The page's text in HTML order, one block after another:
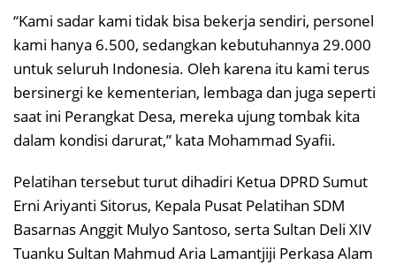
“Kami sadar kami tidak bisa bekerja sendiri, personel
kami hanya 6.500, sedangkan kebutuhannya 29.000
untuk seluruh Indonesia. Oleh karena itu kami terus
bersinergi ke kementerian, lembaga dan juga seperti
saat ini Perangkat Desa, mereka ujung tombak kita
dalam kondisi darurat,” kata Mohammad Syafii.
Pelatihan tersebut turut dihadiri Ketua DPRD Sumut
Erni Ariyanti Sitorus, Kepala Pusat Pelatihan SDM
Basarnas Anggit Mulyo Santoso, serta Sultan Deli XIV
Tuanku Sultan Mahmud Aria Lamantjiji Perkasa Alam